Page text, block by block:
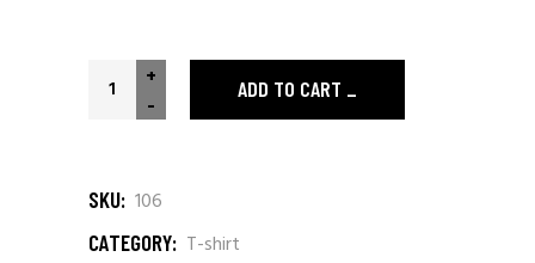
-
+ ADD TO CART
SKU: 106
CATEGORY: T-shirt